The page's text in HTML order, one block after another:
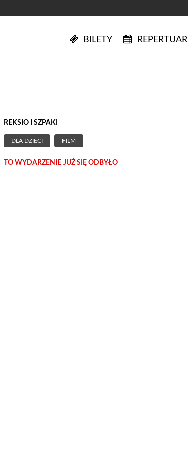
BILETY REPERTUAR
REKSIO I SZPAKI
DLA DZIECI FILM
TO WYDARZENIE JUŻ SIĘ ODBYŁO